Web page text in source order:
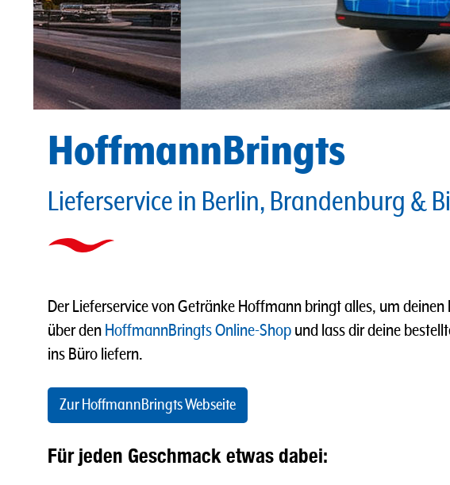
HoffmannBringts
Lieferservice in Berlin, Brandenburg &
Der Lieferservice von Getränke Hoffmann bringt alles, um
über den HoffmannBringts Online-Shop und lass dir deine
ins Büro liefern.
Zur HoffmannBringts Webseite
Für jeden Geschmack etwas dabei: